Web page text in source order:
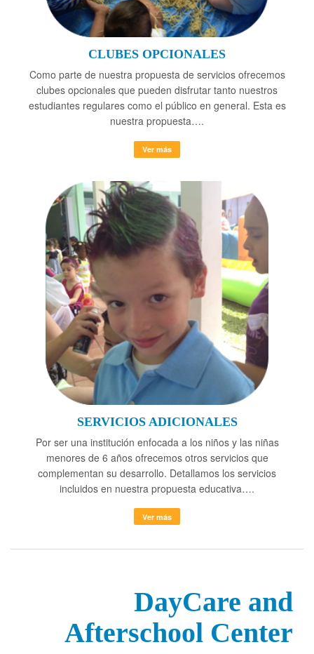
CLUBES OPCIONALES
Como parte de nuestra propuesta de servicios ofrecemos
clubes opcionales que pueden disfrutar tanto nuestros
estudiantes regulares como el público en general. Esta es
nuestra propuesta….
Ver más
SERVICIOS ADICIONALES
Por ser una institución enfocada a los niños y las niñas
menores de 6 años ofrecemos otros servicios que
complementan su desarrollo. Detallamos los servicios
incluidos en nuestra propuesta educativa….
Ver más
DayCare and
Afterschool Center